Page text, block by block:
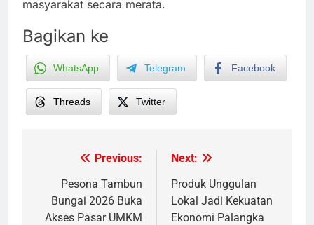
masyarakat secara merata.
Bagikan ke
WhatsApp Telegram Facebook
Threads Twitter
navigation
Previous:
Pesona Tambun
Bungai 2026 Buka
Akses Pasar UMKM
Next:
Produk Unggulan
Lokal Jadi Kekuatan
Ekonomi Palangka